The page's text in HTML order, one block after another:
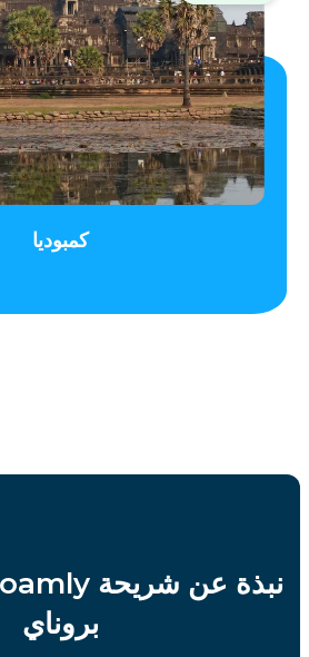
كمبوديا
بروناي